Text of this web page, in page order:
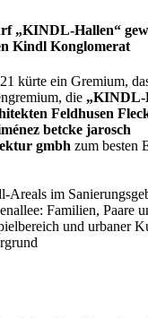
„KINDL-Hallen“
Kindl Konglomerat
kürte ein Gremium,
die „KINDL-
Feldhusen
betcke jarosch
gmbh zum besten